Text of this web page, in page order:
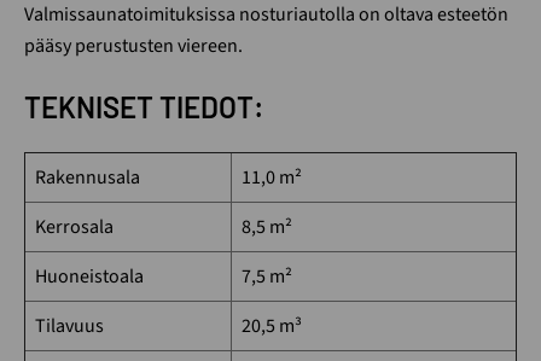
Valmissaunatoimituksissa nosturiautolla on oltava esteetön
pääsy perustusten viereen.
TEKNISET TIEDOT:
Rakennusala
11,0 m²
Kerrosala
8,5 m²
Huoneistoala
7,5 m²
Tilavuus
20,5 m³